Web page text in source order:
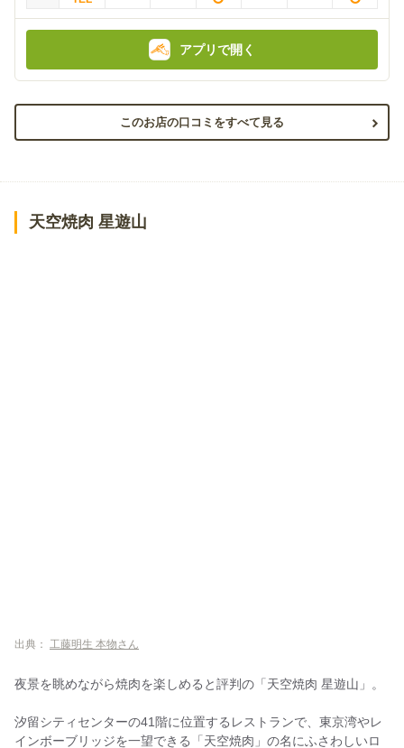
アプリで開く
このお店の口コミをすべて見る
天空焼肉 星遊山
出典： 工藤明生 本物さん
夜景を眺めながら焼肉を楽しめると評判の「天空焼肉 星遊山」。
汐留シティセンターの41階に位置するレストランで、東京湾やレ
インボーブリッジを一望できる「天空焼肉」の名にふさわしいロ